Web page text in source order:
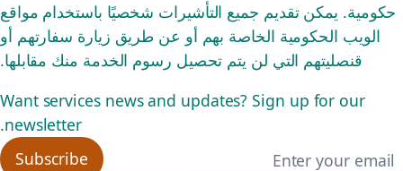
حكومية. يمكن تقديم جميع التأشيرات شخصيًا باستخدام مواقع
الويب الحكومية الخاصة بهم أو عن طريق زيارة سفارتهم أو
قنصليتهم التي لن يتم تحصيل رسوم الخدمة منك مقابلها.
Want services news and updates? Sign up for our
newsletter.
Subscribe